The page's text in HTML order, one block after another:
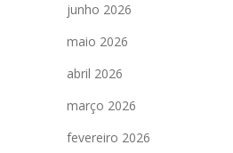
junho 2026
maio 2026
abril 2026
março 2026
fevereiro 2026